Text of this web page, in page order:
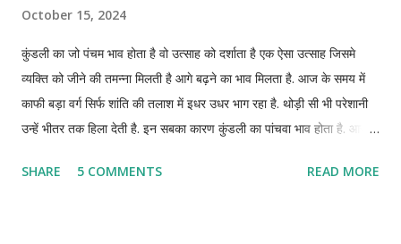
October 15, 2024
कुंडली का जो पंचम भाव होता है वो उत्साह को दर्शाता है एक ऐसा उत्साह जिसमे
व्यक्ति को जीने की तमन्ना मिलती है आगे बढ़ने का भाव मिलता है. आज के समय में
काफी बड़ा वर्ग सिर्फ शांति की तलाश में इधर उधर भाग रहा है. थोड़ी सी भी परेशानी
उन्हें भीतर तक हिला देती है. इन सबका कारण कुंडली का पांचवा भाव होता है. आज
सकते है.
SHARE 5 COMMENTS READ MORE